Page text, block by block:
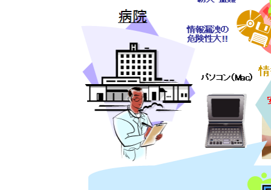
法律事務所の全端末に、Windowsログインソフ